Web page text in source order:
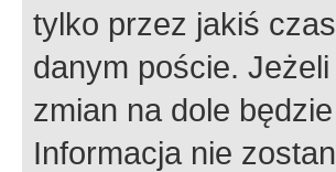
tylko przez jakiś
danym poście.
zmian na dole
Informacja nie